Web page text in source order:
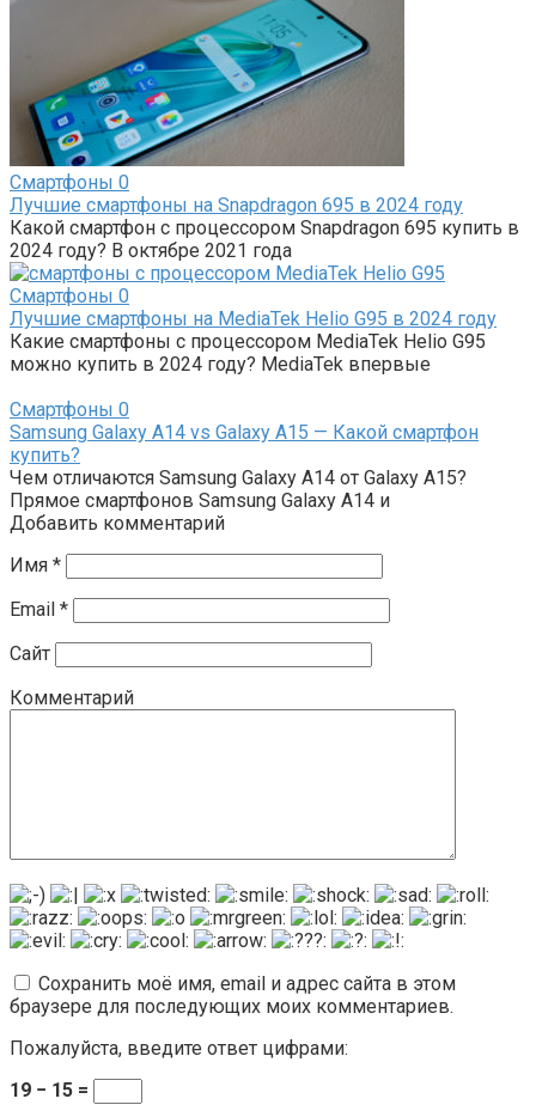
Смартфоны 0
Лучшие смартфоны на Snapdragon 695 в 2024 году
Какой смартфон с процессором Snapdragon 695 купить в
2024 году? В октябре 2021 года
Смартфоны 0
Лучшие смартфоны на MediaTek Helio G95 в 2024 году
Какие смартфоны с процессором MediaTek Helio G95
можно купить в 2024 году? MediaTek впервые
Смартфоны 0
Samsung Galaxy A14 vs Galaxy A15 — Какой смартфон
купить?
Чем отличаются Samsung Galaxy A14 от Galaxy A15?
Прямое смартфонов Samsung Galaxy A14 и
Добавить комментарий
Имя *
Email *
Сайт
Комментарий
Сохранить моё имя, email и адрес сайта в этом
браузере для последующих моих комментариев.
Пожалуйста, введите ответ цифрами:
19 − 15 =